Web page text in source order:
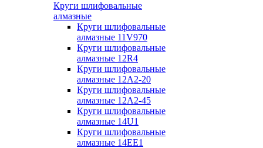
Круги шлифовальные
алмазные
Круги шлифовальные
алмазные 11V970
Круги шлифовальные
алмазные 12R4
Круги шлифовальные
алмазные 12А2-20
Круги шлифовальные
алмазные 12А2-45
Круги шлифовальные
алмазные 14U1
Круги шлифовальные
алмазные 14ЕЕ1